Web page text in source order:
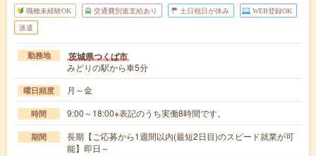
職種未経験OK 交通費別途支給あり 土日祝日が休み WEB登録OK
派遣
勤務地 茨城県つくば市
みどりの駅から車5分
曜日頻度 月～金
時間 9:00～18:00※表記のうち実働8時間です。
期間
長期【ご応募から1週間以内(最短2日目)のスピード就業が可
能】即日～